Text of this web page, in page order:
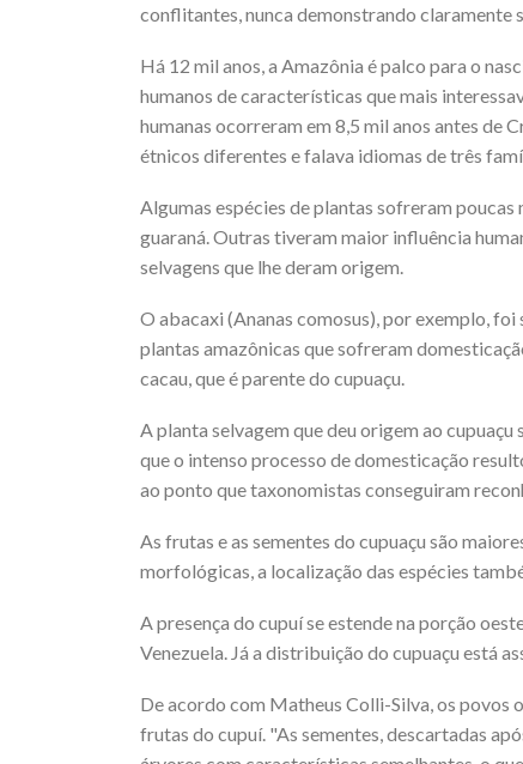
conflitantes, nunca demonstrando claramente
Há 12 mil anos, a Amazônia é palco para o
humanos de características que mais
humanas ocorreram em 8,5 mil anos antes de
étnicos diferentes e falava idiomas de três
Algumas espécies de plantas sofreram
guaraná. Outras tiveram maior influência
selvagens que lhe deram origem.
O abacaxi (Ananas comosus), por exemplo,
plantas amazônicas que sofreram
cacau, que é parente do cupuaçu.
A planta selvagem que deu origem ao
que o intenso processo de domesticação
ao ponto que taxonomistas conseguiram
As frutas e as sementes do cupuaçu são
morfológicas, a localização das espécies
A presença do cupuí se estende na porção
Venezuela. Já a distribuição do cupuaçu está
De acordo com Matheus Colli-Silva, os povos
frutas do cupuí. "As sementes, descartadas